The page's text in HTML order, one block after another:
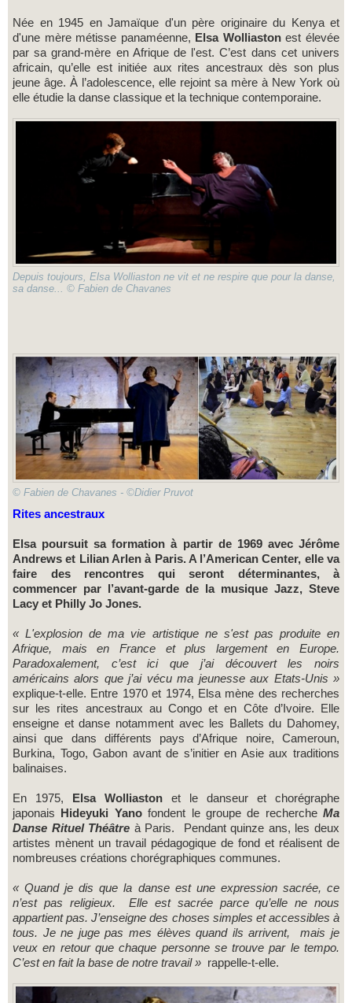
Née en 1945 en Jamaïque d'un père originaire du Kenya et
d'une mère métisse panaméenne, Elsa Wolliastonest élevée
par sa grand-mère en Afrique de l'est. C’est dans cet univers
africain, qu’elle est initiée aux rites ancestraux dès son plus
jeune âge. À l’adolescence, elle rejoint sa mère à New York où
elle étudie la danse classique et la technique contemporaine.
Depuis toujours, Elsa Wolliaston ne vit et ne respire que pour la danse,
sa danse... © Fabien de Chavanes
© Fabien de Chavanes - ©Didier Pruvot
Rites ancestraux
Elsa poursuit sa formation à partir de 1969 avec Jérôme
Andrews et Lilian Arlen à Paris. A l’American Center, elle va
faire des rencontres qui seront déterminantes, à
commencer par l’avant-garde de la musique Jazz, Steve
Lacy et Philly Jo Jones.
« L'explosion de ma vie artistique ne s'est pas produite en
Afrique, mais en France et plus largement en Europe.
Paradoxalement, c’est ici que j’ai découvert les noirs
américains alors que j’ai vécu ma jeunesse aux Etats-Unis »
explique-t-elle. Entre 1970 et 1974, Elsa mène des recherches
sur les rites ancestraux au Congo et en Côte d’Ivoire. Elle
enseigne et danse notamment avec les Ballets du Dahomey,
ainsi que dans différents pays d’Afrique noire, Cameroun,
Burkina, Togo, Gabon avant de s’initier en Asie aux traditions
balinaises.
En 1975, Elsa Wolliaston et le danseur et chorégraphe
japonais
Hideyuki Yanofondent le groupe de rechercheMa
Danse Rituel Théâtre à Paris. Pendant quinze ans, les deux
artistes mènent un travail pédagogique de fond et réalisent de
nombreuses créations chorégraphiques communes.
« Quand je dis que la danse est une expression sacrée, ce
n’est pas religieux. Elle est sacrée parce qu’elle ne nous
appartient pas. J’enseigne des choses simples et accessibles à
tous. Je ne juge pas mes élèves quand ils arrivent, mais je
veux en retour que chaque personne se trouve par le tempo.
C’est en fait la base de notre travail » rappelle-t-elle.